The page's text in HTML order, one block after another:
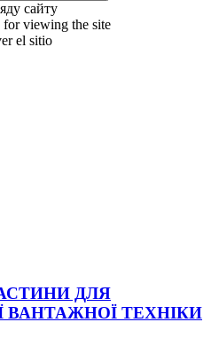
сайту
for viewing the site
el sitio
ДЛЯ
ВАНТАЖНОЇ ТЕХНІКИ